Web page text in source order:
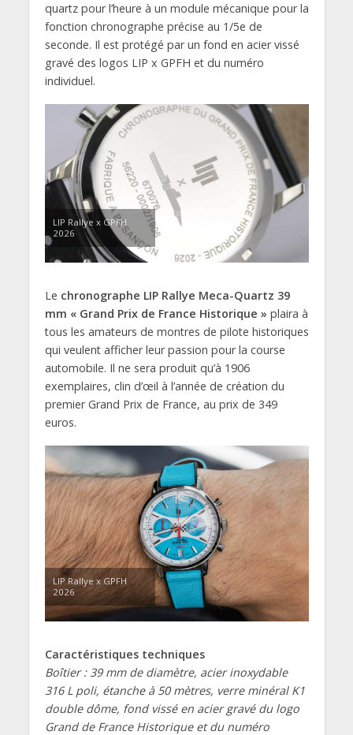
quartz pour l’heure à un module mécanique pour la
fonction chronographe précise au 1/5e de
seconde. Il est protégé par un fond en acier vissé
gravé des logos LIP x GPFH et du numéro
individuel.
LIP Rallye x GPFH
2026
Le chronographe LIP Rallye Meca-Quartz 39
mm « Grand Prix de France Historique » plaira à
tous les amateurs de montres de pilote historiques
qui veulent afficher leur passion pour la course
automobile. Il ne sera produit qu’à 1906
exemplaires, clin d’œil à l’année de création du
premier Grand Prix de France, au prix de 349
euros.
LIP Rallye x GPFH
2026
Caractéristiques techniques
Boîtier : 39 mm de diamètre, acier inoxydable
316 L poli, étanche à 50 mètres, verre minéral K1
double dôme, fond vissé en acier gravé du logo
Grand de France Historique et du numéro